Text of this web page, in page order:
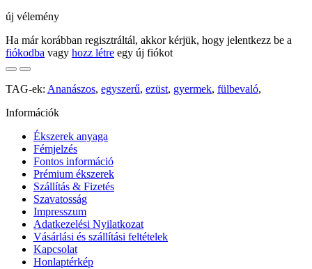
új vélemény
Ha már korábban regisztráltál, akkor kérjük, hogy jelentkezz be a
fiókodba vagy hozz létre egy új fiókot
TAG-ek: Ananászos, egyszerű, ezüst, gyermek, fülbevaló,
Információk
Ékszerek anyaga
Fémjelzés
Fontos információ
Prémium ékszerek
Szállítás & Fizetés
Szavatosság
Impresszum
Adatkezelési Nyilatkozat
Vásárlási és szállítási feltételek
Kapcsolat
Honlaptérkép